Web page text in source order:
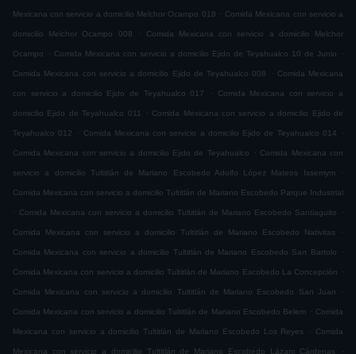
Mexicana con servicio a domicilio Melchor Ocampo 018 . Comida Mexicana con servicio a
domicilio Melchor Ocampo 008 . Comida Mexicana con servicio a domicilio Melchor
Ocampo . Comida Mexicana con servicio a domicilio Ejido de Teyahualco 10 de Junio .
Comida Mexicana con servicio a domicilio Ejido de Teyahualco 008 . Comida Mexicana
con servicio a domicilio Ejido de Teyahualco 017 . Comida Mexicana con servicio a
domicilio Ejido de Teyahualco 011 . Comida Mexicana con servicio a domicilio Ejido de
Teyahualco 012 . Comida Mexicana con servicio a domicilio Ejido de Teyahualco 014 .
Comida Mexicana con servicio a domicilio Ejido de Teyahualco . Comida Mexicana con
servicio a domicilio Tultitlán de Mariano Escobedo Adolfo López Mateos Issemym .
Comida Mexicana con servicio a domicilio Tultitlán de Mariano Escobedo Parque Industrial
. Comida Mexicana con servicio a domicilio Tultitlán de Mariano Escobedo Santiaguito .
Comida Mexicana con servicio a domicilio Tultitlán de Mariano Escobedo Nativitas .
Comida Mexicana con servicio a domicilio Tultitlán de Mariano Escobedo San Bartolo .
Comida Mexicana con servicio a domicilio Tultitlán de Mariano Escobedo La Concepción .
Comida Mexicana con servicio a domicilio Tultitlán de Mariano Escobedo San Juan .
Comida Mexicana con servicio a domicilio Tultitlán de Mariano Escobedo Belem . Comida
Mexicana con servicio a domicilio Tultitlán de Mariano Escobedo Los Reyes . Comida
Mexicana con servicio a domicilio Tultitlán de Mariano Escobedo Lázaro Cárdenas .